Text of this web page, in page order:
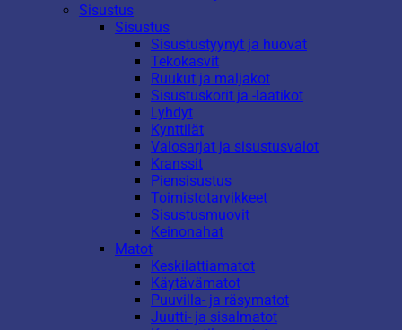
Sisustus
Sisustus
Sisustustyynyt ja huovat
Tekokasvit
Ruukut ja maljakot
Sisustuskorit ja -laatikot
Lyhdyt
Kynttilät
Valosarjat ja sisustusvalot
Kranssit
Piensisustus
Toimistotarvikkeet
Sisustusmuovit
Keinonahat
Matot
Keskilattiamatot
Käytävämatot
Puuvilla- ja räsymatot
Juutti- ja sisalmatot